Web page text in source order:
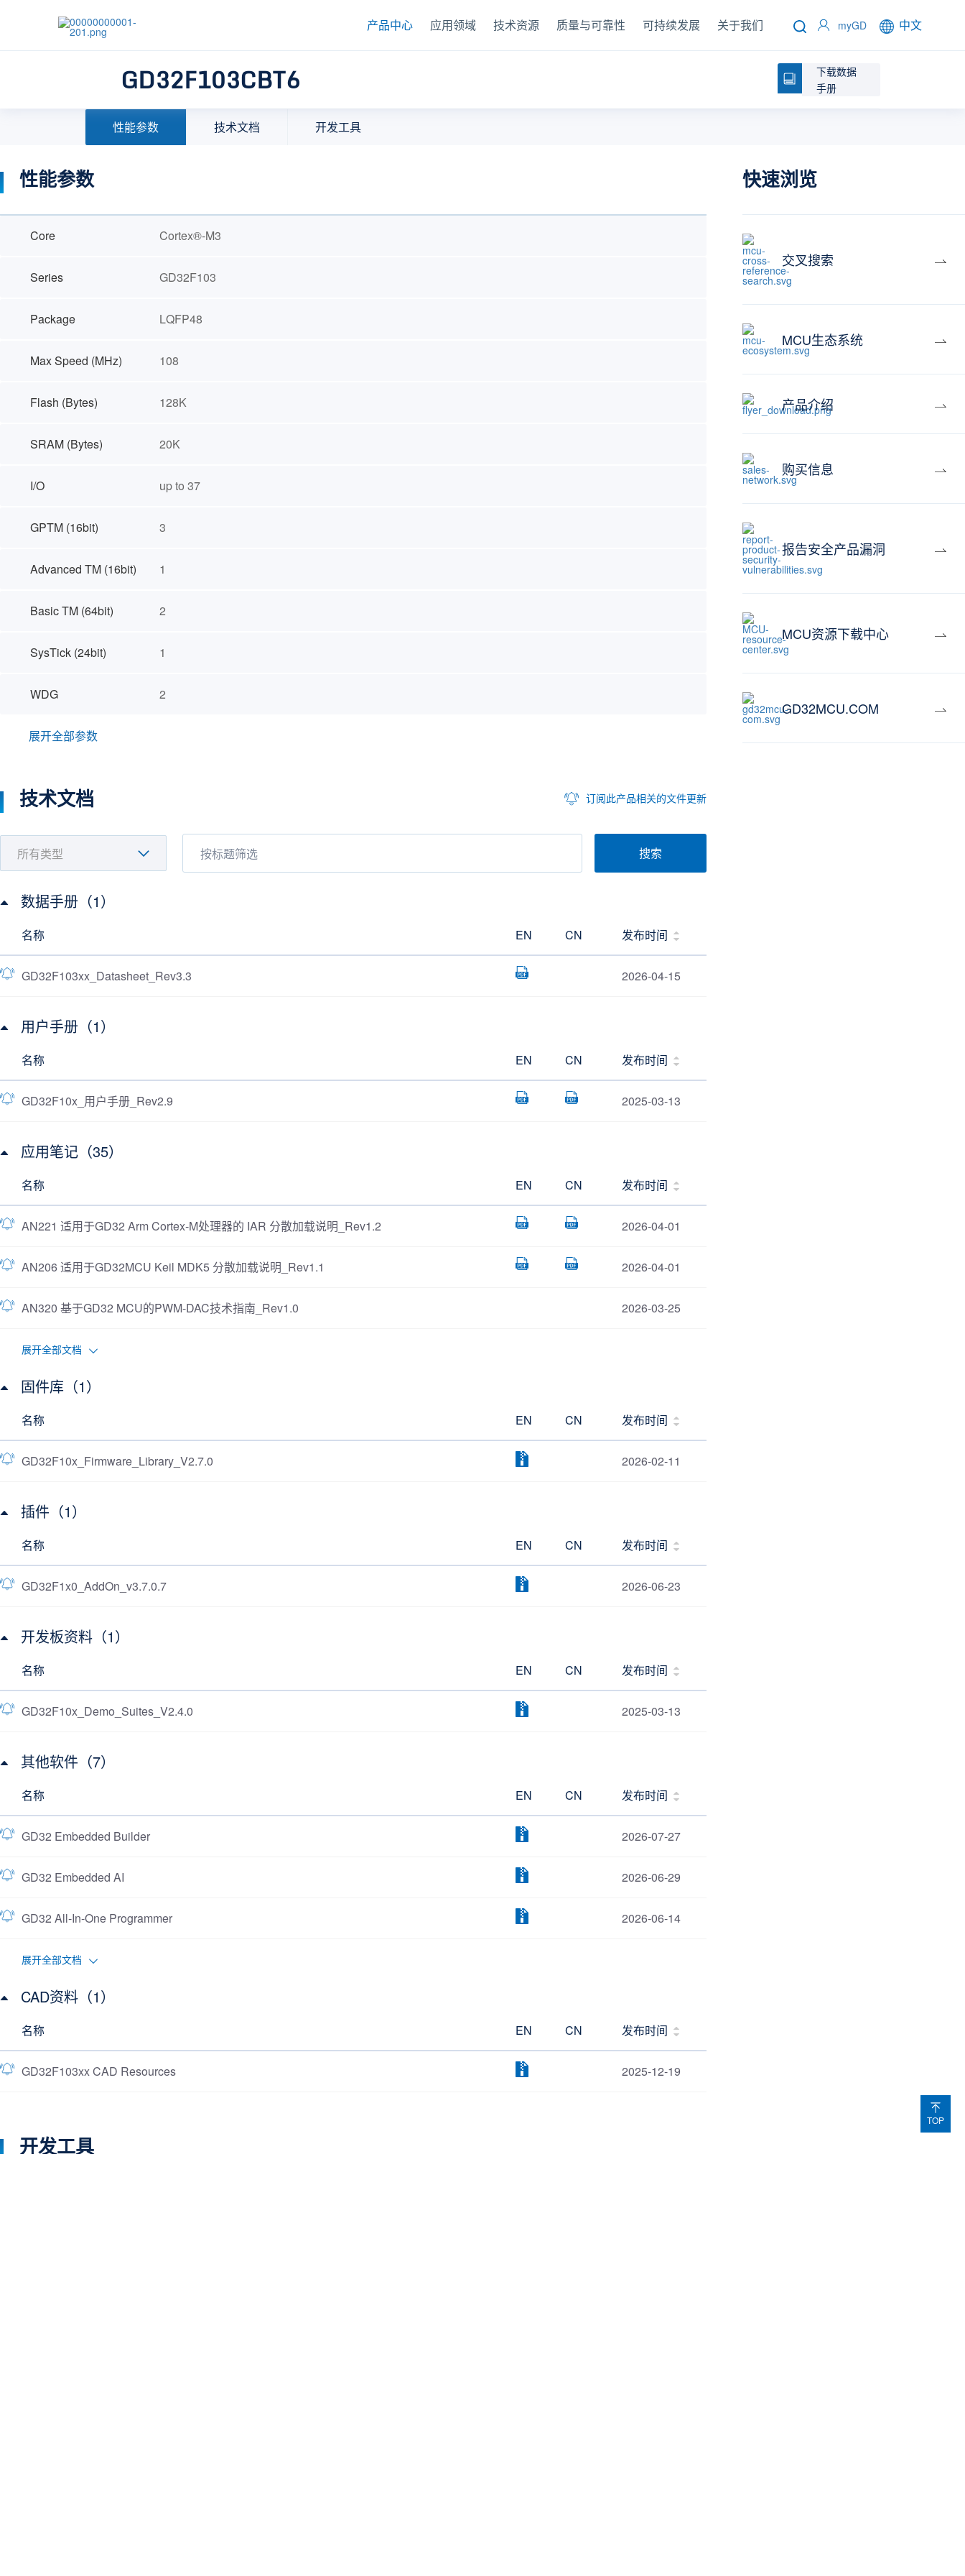
产品中心 应用领域 技术资源 质量与可靠性 可持续发展 关于我们 myGD 中文
GD32F103CBT6
下载数据
手册
性能参数 技术文档 开发工具
首页 >产品中心 >32位微控制器(MCU) >MCU选择器
性能参数
Core Cortex®-M3
Series GD32F103
Package LQFP48
Max Speed (MHz) 108
Flash (Bytes) 128K
SRAM (Bytes) 20K
I/O up to 37
GPTM (16bit) 3
Advanced TM (16bit) 1
Basic TM (64bit) 2
SysTick (24bit) 1
WDG 2
展开全部参数
技术文档 订阅此产品相关的文件更新
搜索
数据手册（1）
名称 EN CN 发布时间
GD32F103xx_Datasheet_Rev3.3 2026-04-15
用户手册（1）
名称 EN CN 发布时间
GD32F10x_用户手册_Rev2.9 2025-03-13
应用笔记（35）
名称 EN CN 发布时间
AN221 适用于GD32 Arm Cortex-M处理器的 IAR 分散加载说明_Rev1.2 2026-04-01
AN206 适用于GD32MCU Keil MDK5 分散加载说明_Rev1.1 2026-04-01
AN320 基于GD32 MCU的PWM-DAC技术指南_Rev1.0 2026-03-25
展开全部文档
固件库（1）
名称 EN CN 发布时间
GD32F10x_Firmware_Library_V2.7.0 2026-02-11
插件（1）
名称 EN CN 发布时间
GD32F1x0_AddOn_v3.7.0.7 2026-06-23
开发板资料（1）
名称 EN CN 发布时间
GD32F10x_Demo_Suites_V2.4.0 2025-03-13
其他软件（7）
名称 EN CN 发布时间
GD32 Embedded Builder 2026-07-27
GD32 Embedded AI 2026-06-29
GD32 All-In-One Programmer 2026-06-14
展开全部文档
CAD资料（1）
名称 EN CN 发布时间
GD32F103xx CAD Resources 2025-12-19
开发工具
快速浏览
交叉搜索
MCU生态系统
产品介绍
购买信息
报告安全产品漏洞
MCU资源下载中心
GD32MCU.COM
TOP